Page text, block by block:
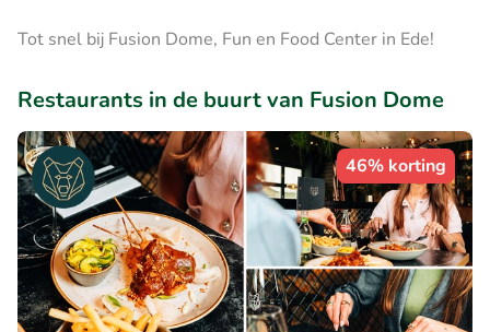
Tot snel bij Fusion Dome, Fun en Food Center in Ede!
Restaurants in de buurt van Fusion Dome
46% korting